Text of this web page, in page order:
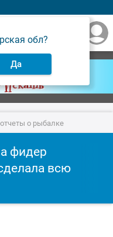
обл?
Да
о рыбалке
фидер
всю